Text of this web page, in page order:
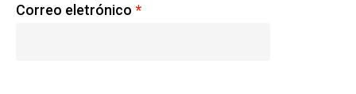
Correo eletrónico *